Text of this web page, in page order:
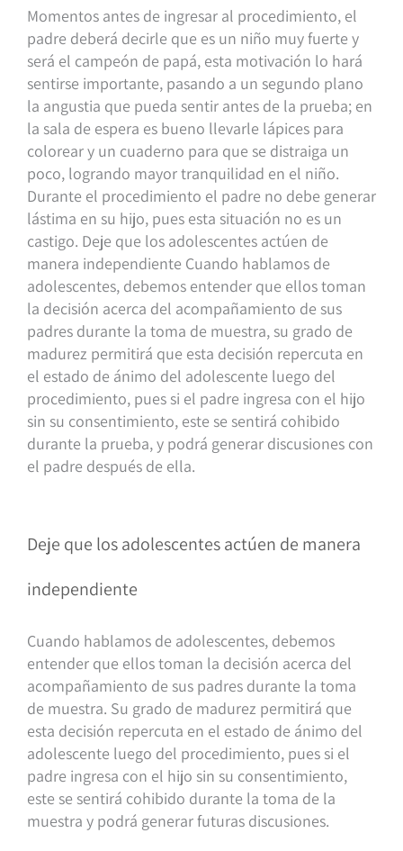
Momentos antes de ingresar al procedimiento, el
padre deberá decirle que es un niño muy fuerte y
será el campeón de papá, esta motivación lo hará
sentirse importante, pasando a un segundo plano
la angustia que pueda sentir antes de la prueba; en
la sala de espera es bueno llevarle lápices para
colorear y un cuaderno para que se distraiga un
poco, logrando mayor tranquilidad en el niño.
Durante el procedimiento el padre no debe generar
lástima en su hijo, pues esta situación no es un
castigo. Deje que los adolescentes actúen de
manera independiente Cuando hablamos de
adolescentes, debemos entender que ellos toman
la decisión acerca del acompañamiento de sus
padres durante la toma de muestra, su grado de
madurez permitirá que esta decisión repercuta en
el estado de ánimo del adolescente luego del
procedimiento, pues si el padre ingresa con el hijo
sin su consentimiento, este se sentirá cohibido
durante la prueba, y podrá generar discusiones con
el padre después de ella.
Deje que los adolescentes actúen de manera
independiente
Cuando hablamos de adolescentes, debemos
entender que ellos toman la decisión acerca del
acompañamiento de sus padres durante la toma
de muestra. Su grado de madurez permitirá que
esta decisión repercuta en el estado de ánimo del
adolescente luego del procedimiento, pues si el
padre ingresa con el hijo sin su consentimiento,
este se sentirá cohibido durante la toma de la
muestra y podrá generar futuras discusiones.